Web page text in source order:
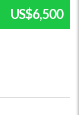
US$6,500